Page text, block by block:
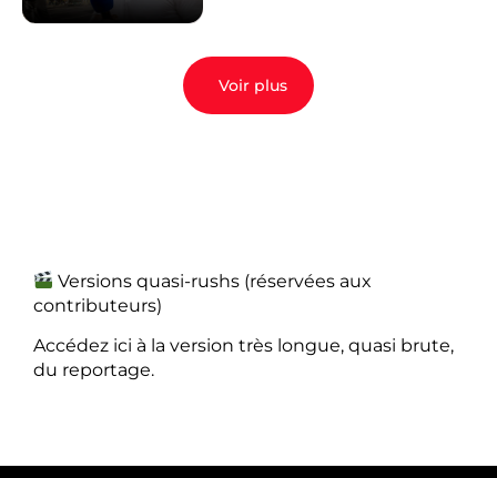
Voir plus
Versions quasi-rushs (réservées aux
contributeurs)
Accédez ici à la version très longue, quasi brute,
du reportage.